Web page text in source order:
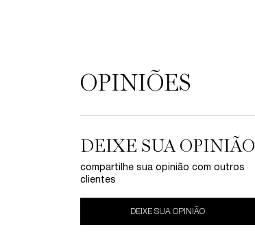
OPINIÕES
DEIXE SUA OPINIÃO
compartilhe sua opinião com outros
clientes
DEIXE SUA OPINIÃO